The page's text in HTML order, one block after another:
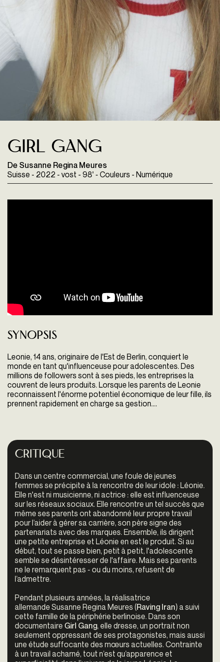
Girl Gang
De Susanne Regina Meures
Suisse - 2022 - vost - 98' - Couleurs - Numérique
Synopsis
Leonie, 14 ans, originaire de l'Est de Berlin, conquiert le
monde en tant qu'influenceuse pour adolescentes. Des
millions de followers sont à ses pieds, les entreprises la
couvrent de leurs produits. Lorsque les parents de Leonie
reconnaissent l'énorme potentiel économique de leur fille, ils
prennent rapidement en charge sa gestion.…
Critique
Dans un centre commercial, une foule de jeunes
femmes se précipite à la rencontre de leur idole : Léonie.
Elle n'est ni musicienne, ni actrice : elle est influenceuse
sur les réseaux sociaux. Elle rencontre un tel succès que
même ses parents ont abandonné leur propre travail
pour l’aider à gérer sa carrière, son père signe des
partenariats avec des marques. Ensemble, ils dirigent
une petite entreprise et Léonie en est le produit. Si au
début, tout se passe bien, petit à petit, l'adolescente
semble se désintéresser de l'affaire. Mais ses parents
ne le remarquent pas - ou du moins, refusent de
l’admettre.
Pendant plusieurs années, la réalisatrice
allemande Susanne Regina Meures (Raving Iran) a suivi
cette famille de la périphérie berlinoise. Dans son
documentaire Girl Gang, elle dresse, un portrait non
seulement oppressant de ses protagonistes, mais aussi
une étude suffocante des mœurs actuelles. Contrainte
à un travail acharné, tout n’est qu’apparence et